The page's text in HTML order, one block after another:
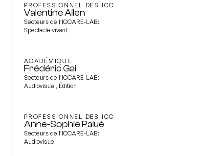
PROFESSIONNEL DES ICC
Valentine Allen
Secteurs de l'ICCARE-LAB:
Spectacle vivant
ACADÉMIQUE
Frédéric Gai
Secteurs de l'ICCARE-LAB:
Audiovisuel, Édition
PROFESSIONNEL DES ICC
Anne-Sophie Palué
Secteurs de l'ICCARE-LAB:
Audiovisuel